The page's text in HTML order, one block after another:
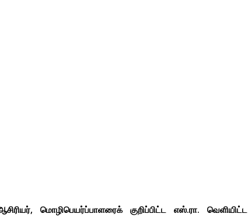
மொழிபெயர்ப்பாளரைக் குறிப்பிட்ட எஸ்.ரா. வெளியிட்ட